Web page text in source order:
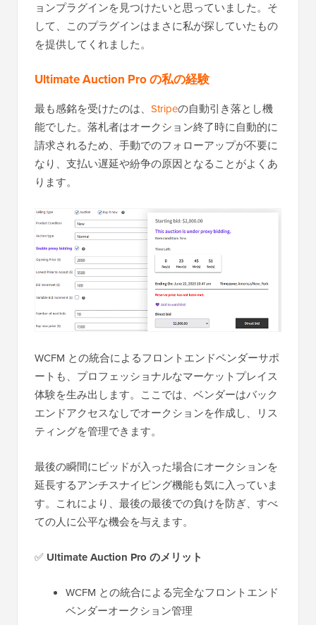
ョンプラグインを見つけたいと思っていました。そ
して、このプラグインはまさに私が探していたもの
を提供してくれました。
Ultimate Auction Pro の私の経験
最も感銘を受けたのは、 Stripeの自動引き落とし機
能でした。落札者はオークション終了時に自動的に
請求されるため、手動でのフォローアップが不要に
なり、支払い遅延や紛争の原因となることがよくあ
ります。
WCFM との統合によるフロントエンドベンダーサポ
ートも、プロフェッショナルなマーケットプレイス
体験を生み出します。ここでは、ベンダーはバック
エンドアクセスなしでオークションを作成し、リス
ティングを管理できます。
最後の瞬間にビッドが入った場合にオークションを
延長するアンチスナイピング機能も気に入っていま
す。これにより、最後の最後での負けを防ぎ、すべ
ての人に公平な機会を与えます。
✅ Ultimate Auction Pro のメリット
WCFM との統合による完全なフロントエンド
ベンダーオークション管理